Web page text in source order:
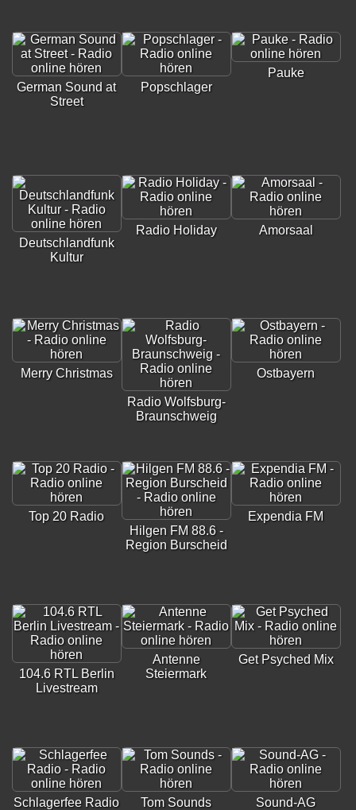
German Sound at
Street
Popschlager
Pauke
Deutschlandfunk
Kultur
Radio Holiday Amorsaal
Merry Christmas
Radio Wolfsburg-
Braunschweig
Ostbayern
Top 20 Radio
Hilgen FM 88.6 -
Region Burscheid
Expendia FM
104.6 RTL Berlin
Livestream
Antenne
Steiermark
Get Psyched Mix
Schlagerfee Radio Tom Sounds Sound-AG